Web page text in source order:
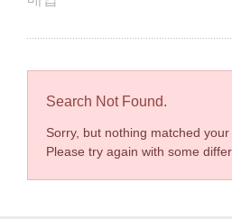
Search Not Found.
Sorry, but nothing matched your
Please try again with some